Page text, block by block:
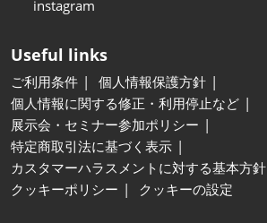
instagram
Useful links
ご利用条件
個人情報保護方針
個人情報に関する修正・利用停止など
展示会・セミナー参加ポリシー
特定商取引法に基づく表示
カスタマーハラスメントに対する基本方針
クッキーポリシー
クッキーの設定